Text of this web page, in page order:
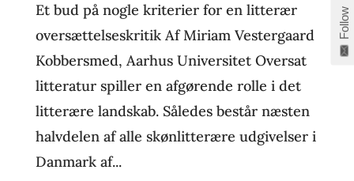
Et bud på nogle kriterier for en litterær
oversættelseskritik Af Miriam Vestergaard
Kobbersmed, Aarhus Universitet Oversat
litteratur spiller en afgørende rolle i det
litterære landskab. Således består næsten
halvdelen af alle skønlitterære udgivelser i
Danmark af...
Follow